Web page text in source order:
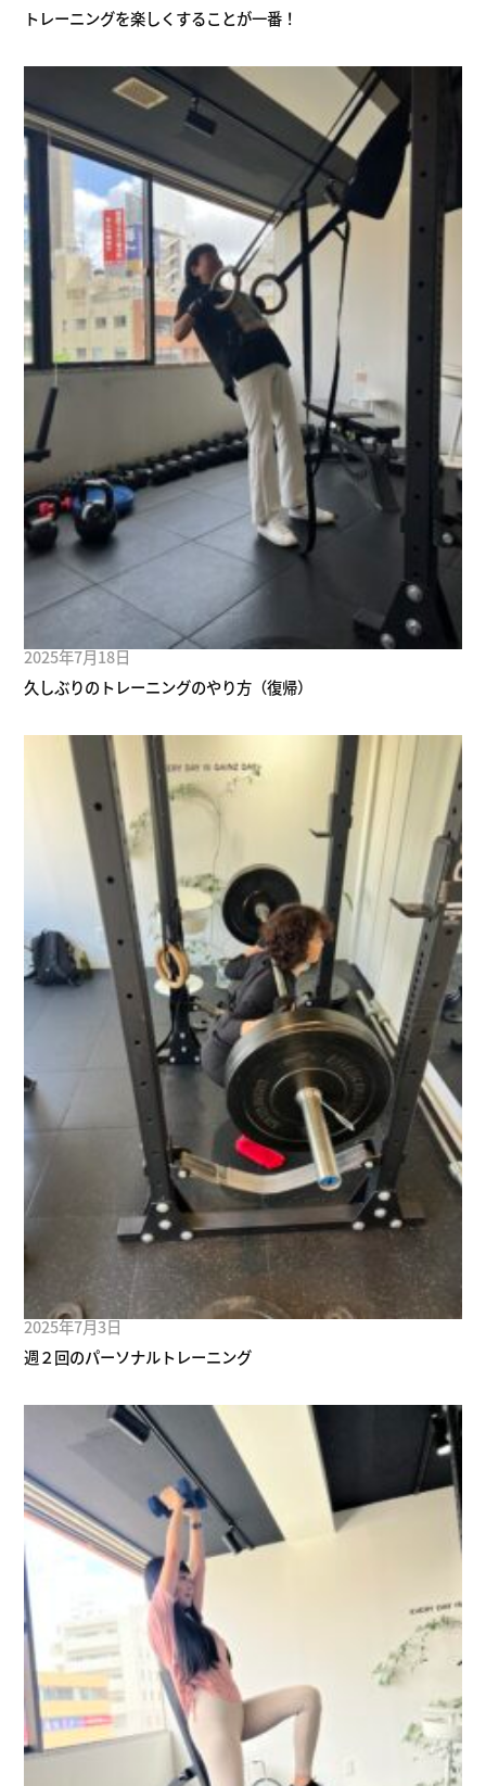
トレーニングを楽しくすることが一番！
2025年7月18日
久しぶりのトレーニングのやり方（復帰）
2025年7月3日
週２回のパーソナルトレーニング